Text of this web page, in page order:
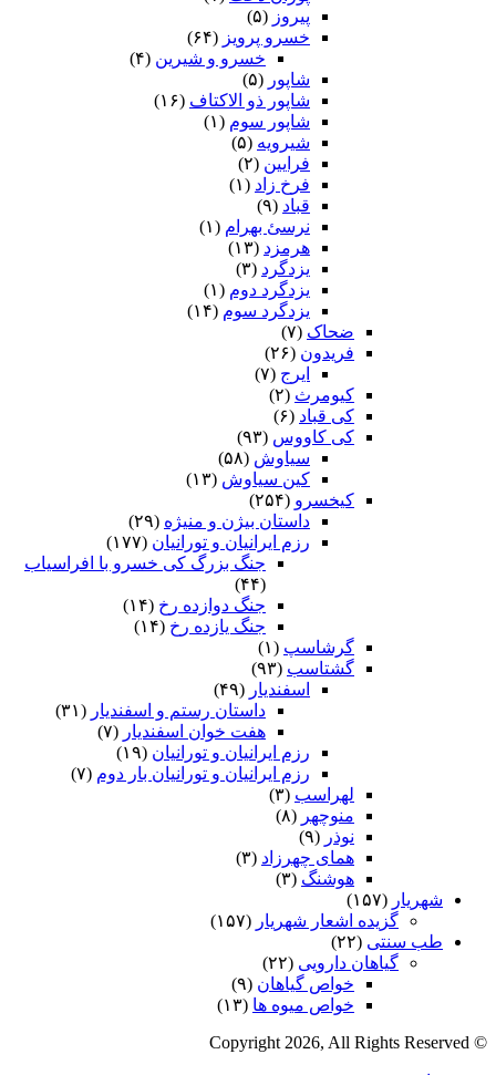
پیروز (۵)
خسرو پرویز (۶۴)
خسرو و شیرین (۴)
شاپور (۵)
شاپور ذو الاکتاف (۱۶)
شاپور سوم‏ (۱)
شیرویه (۵)
فرایین (۲)
فرخ زاد (۱)
قباد (۹)
نرسئ بهرام‏ (۱)
هرمزد (۱۳)
یزدگرد (۳)
یزدگرد دوم (۱)
یزدگرد سوم (۱۴)
ضحاک (۷)
فریدون (۲۶)
ایرج (۷)
کیومرث (۲)
کی قباد (۶)
کی کاووس (۹۳)
سیاوش (۵۸)
کین سیاوش (۱۳)
کیخسرو (۲۵۴)
داستان بیژن و منیژه (۲۹)
رزم ایرانیان و تورانیان (۱۷۷)
جنگ بزرگ کی خسرو با افراسیاب
(۴۴)
جنگ دوازده رخ (۱۴)
جنگ یازده رخ (۱۴)
گرشاسپ (۱)
گشتاسب (۹۳)
اسفندیار (۴۹)
داستان رستم و اسفندیار (۳۱)
هفت خوان اسفندیار (۷)
رزم ایرانیان و تورانیان (۱۹)
رزم ایرانیان و تورانیان بار دوم (۷)
لهراسب (۳)
منوچهر (۸)
نوذر (۹)
هماى چهرزاد (۳)
هوشنگ (۳)
شهریار (۱۵۷)
گزیده اشعار شهریار (۱۵۷)
طب سنتی (۲۲)
گیاهان دارویی (۲۲)
خواص گیاهان (۹)
خواص میوه ها (۱۳)
© Copyright 2026, All Rights Reserved